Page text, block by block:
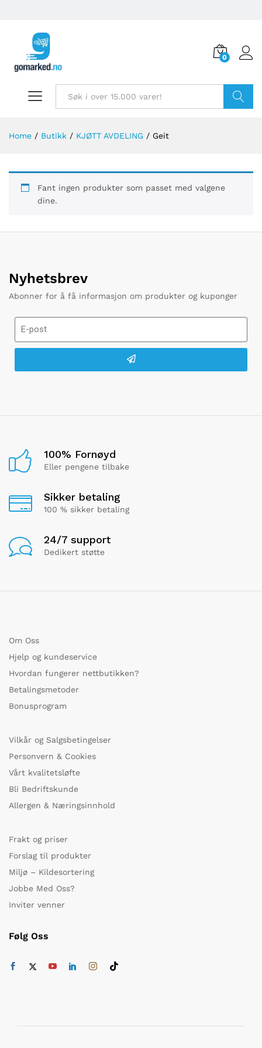
0
Home / Butikk / KJØTT AVDELING / Geit
Fant ingen produkter som passet med valgene
dine.
Nyhetsbrev
Abonner for å få informasjon om produkter og kuponger
100% Fornøyd
Eller pengene tilbake
Sikker betaling
100 % sikker betaling
24/7 support
Dedikert støtte
Om Oss
Hjelp og kundeservice
Hvordan fungerer nettbutikken?
Betalingsmetoder
Bonusprogram
Vilkår og Salgsbetingelser
Personvern & Cookies
Vårt kvalitetsløfte
Bli Bedriftskunde
Allergen & Næringsinnhold
Frakt og priser
Forslag til produkter
Miljø – Kildesortering
Jobbe Med Oss?
Inviter venner
Følg Oss